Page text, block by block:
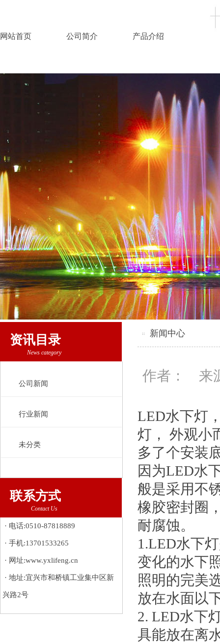
网站首页 公司简介 产品介绍
资讯目录
News category
公司新闻
行业新闻
未分类
联系方式
Contact Us
· 电话:0510-87818889
· 手机:13701533265
· 网址:www.yxlifeng.cn
· 地址:宜兴市和桥镇工业集中区新
兴路2号
新闻中心
作者： 来
LED水下灯
灯， 外观小
多了个安装
因为LED水
般是采用不
橡胶密封圈
耐腐蚀。
1.LED水下
变化的水下
照明的完美
放在水面以
2. LED水下
具能放在离